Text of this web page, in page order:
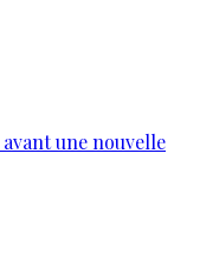
avant une nouvelle